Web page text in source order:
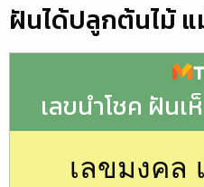
ฝันได้ปลูกต้นไม้
เลขนำโชค ฝันเ
เลขมงคล